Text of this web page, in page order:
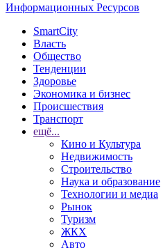
Информационных Ресурсов
SmartCity
Власть
Общество
Тенденции
Здоровье
Экономика и бизнес
Происшествия
Транспорт
ещё...
Кино и Культура
Недвижимость
Строительство
Наука и образование
Технологии и медиа
Рынок
Туризм
ЖКХ
Авто